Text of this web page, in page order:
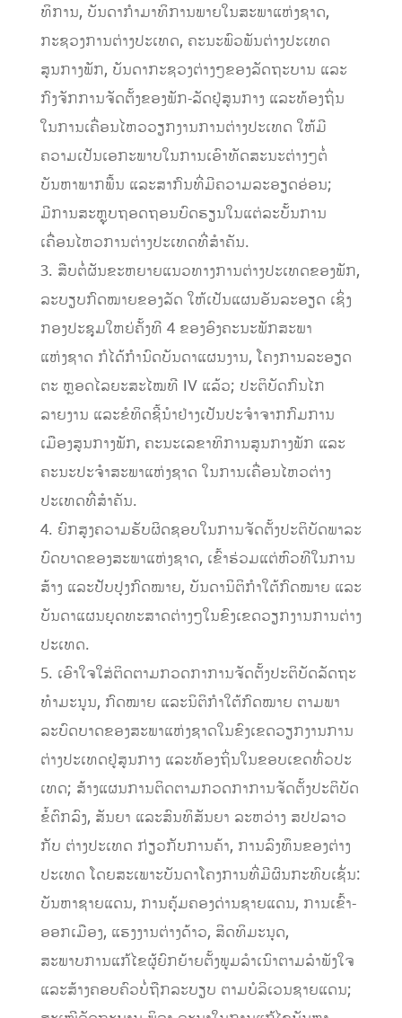
ທິການ, ບັນດາກໍາມາທິການພາຍໃນສະພາແຫ່ງຊາດ,
ກະຊວງການຕ່າງປະເທດ, ຄະນະພົວພັນຕ່າງປະເທດ
ສູນກາງພັກ, ບັນດາກະຊວງຕ່າງໆຂອງລັດຖະບານ ແລະ
ກົງຈັກການຈັດຕັ້ງຂອງພັກ-ລັດຢູ່ສູນກາງ ແລະທ້ອງຖິ່ນ
ໃນການເຄື່ອນໄຫວວຽກງານການຕ່າງປະເທດ ໃຫ້ມີ
ຄວາມເປັນເອກະພາບໃນການເອົາທັດສະນະຕ່າງໆຕໍ່
ບັນຫາພາກພື້ນ ແລະສາກົນທີ່ມີຄວາມລະອຽດອ່ອນ;
ມີການສະຫຼຸບຖອດຖອນບົດຮຽນໃນແຕ່ລະບັ້ນການ
ເຄື່ອນໄຫວການຕ່າງປະເທດທີ່ສໍາຄັນ.
3. ສືບຕໍ່ຜັນຂະຫຍາຍແນວທາງການຕ່າງປະເທດຂອງພັກ,
ລະບຽບກົດໝາຍຂອງລັດ ໃຫ້ເປັນແຜນອັນລະອຽດ ເຊິ່ງ
ກອງປະຊຸມໃຫຍ່ຄັ້ງທີ 4 ຂອງອົງຄະນະພັກສະພາ
ແຫ່ງຊາດ ກໍໄດ້ກໍານົດບັນດາແຜນງານ, ໂຄງການລະອຽດ
ຕະ ຫຼອດໄລຍະສະໄໝທີ IV ແລ້ວ; ປະຕິບັດກົນໄກ
ລາຍງານ ແລະຂໍທິດຊີ້ນໍາຢ່າງເປັນປະຈໍາຈາກກົມການ
ເມືອງສູນກາງພັກ, ຄະນະເລຂາທິການສູນກາງພັກ ແລະ
ຄະນະປະຈໍາສະພາແຫ່ງຊາດ ໃນການເຄື່ອນໄຫວຕ່າງ
ປະເທດທີ່ສໍາຄັນ.
4. ຍົກສູງຄວາມຮັບຜິດຊອບໃນການຈັດຕັ້ງປະຕິບັດພາລະ
ບົດບາດຂອງສະພາແຫ່ງຊາດ, ເຂົ້າຮ່ວມແຕ່ຫົວທີໃນການ
ສ້າງ ແລະປັບປຸງກົດໝາຍ, ບັນດານິຕິກໍາໃຕ້ກົດໝາຍ ແລະ
ບັນດາແຜນຍຸດທະສາດຕ່າງໆໃນຂົງເຂດວຽກງານການຕ່າງ
ປະເທດ.
5. ເອົາໃຈໃສ່ຕິດຕາມກວດກາການຈັດຕັ້ງປະຕິບັດລັດຖະ
ທໍາມະນູນ, ກົດໝາຍ ແລະນິຕິກໍາໃຕ້ກົດໝາຍ ຕາມພາ
ລະບົດບາດຂອງສະພາແຫ່ງຊາດໃນຂົງເຂດວຽກງານການ
ຕ່າງປະເທດຢູ່ສູນກາງ ແລະທ້ອງຖິ່ນໃນຂອບເຂດທົ່ວປະ
ເທດ; ສ້າງແຜນການຕິດຕາມກວດກາການຈັດຕັ້ງປະຕິບັດ
ຂໍ້ຕົກລົງ, ສັນຍາ ແລະສົນທິສັນຍາ ລະຫວ່າງ ສປປລາວ
ກັບ ຕ່າງປະເທດ ກ່ຽວກັບການຄ້າ, ການລົງທຶນຂອງຕ່າງ
ປະເທດ ໂດຍສະເພາະບັນດາໂຄງການທີ່ມີຜົນກະທົບເຊັ່ນ:
ບັນຫາຊາຍແດນ, ການຄຸ້ມຄອງດ່ານຊາຍແດນ, ການເຂົ້າ-
ອອກເມືອງ, ແຮງງານຕ່າງດ້າວ, ສິດທິມະນຸດ,
ສະພາບການແກ້ໄຂຜູ້ຍົກຍ້າຍຕັ້ງພູມລໍາເນົາຕາມລໍາພັງໃຈ
ແລະສ້າງຄອບຄົວບໍ່ຖືກລະບຽບ ຕາມບໍລິເວນຊາຍແດນ;